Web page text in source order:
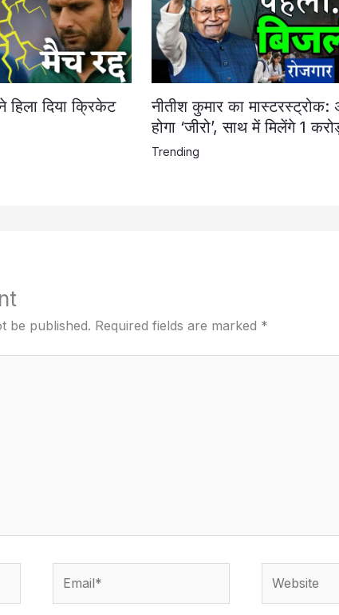
दिया क्रिकेट
नीतीश कुमार का मास्टरस्ट्रोक:
होगा ‘जीरो’, साथ में मिलेंगे 1
Trending
be published. Required fields are marked *